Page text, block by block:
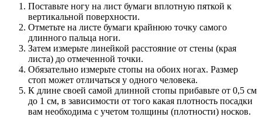
Поставьте ногу на лист бумаги вплотную пяткой к
вертикальной поверхности.
Отметьте на листе бумаги крайнюю точку самого
длинного пальца ноги.
Затем измерьте линейкой расстояние от стены (края
листа) до отмеченной точки.
Обязательно измерьте стопы на обоих ногах. Размер
стоп может отличаться у одного человека.
К длине своей самой длинной стопы прибавьте от 0,5 см
до 1 см, в зависимости от того какая плотность посадки
вам необходима с учетом толщины (плотности) носков.